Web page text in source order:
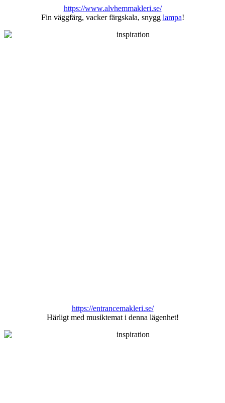
https://www.alvhemmakleri.se/
Fin väggfärg, vacker färgskala, snygg lampa!
https://entrancemakleri.se/
Härligt med musiktemat i denna lägenhet!